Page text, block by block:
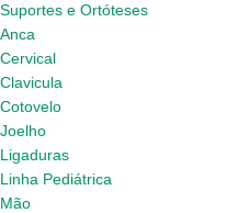
Suportes e Ortóteses
Anca
Cervical
Clavicula
Cotovelo
Joelho
Ligaduras
Linha Pediátrica
Mão